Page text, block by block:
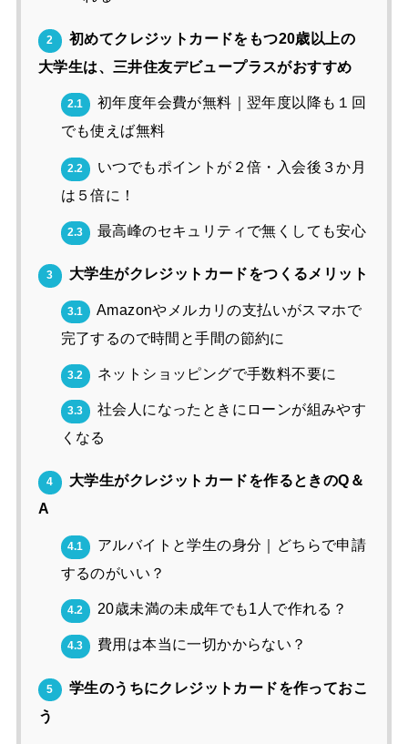
2
初めてクレジットカードをもつ20歳以上の
大学生は、三井住友デビュープラスがおすすめ
2.1
初年度年会費が無料｜翌年度以降も１回
でも使えば無料
2.2
いつでもポイントが２倍・入会後３か月
は５倍に！
2.3 最高峰のセキュリティで無くしても安心
3 大学生がクレジットカードをつくるメリット
3.1
Amazonやメルカリの支払いがスマホで
完了するので時間と手間の節約に
3.2 ネットショッピングで手数料不要に
3.3
社会人になったときにローンが組みやす
くなる
4
大学生がクレジットカードを作るときのQ＆
A
4.1
アルバイトと学生の身分｜どちらで申請
するのがいい？
4.2 20歳未満の未成年でも1人で作れる？
4.3 費用は本当に一切かからない？
5
学生のうちにクレジットカードを作っておこ
う